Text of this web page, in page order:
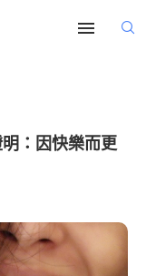
：因快樂而更